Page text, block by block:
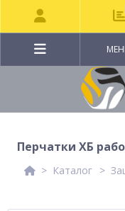
Перчатки ХБ
Каталог